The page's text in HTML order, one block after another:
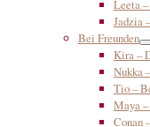
Leeta
Jadzia
Bei Freunden
Kira –
Nukka
Tio –
Maya
Conan